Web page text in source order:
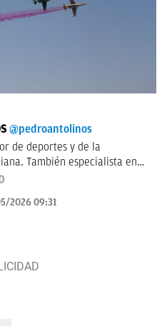
@pedroantolinos
de deportes y de la
También especialista en
2017.
2026 09:31